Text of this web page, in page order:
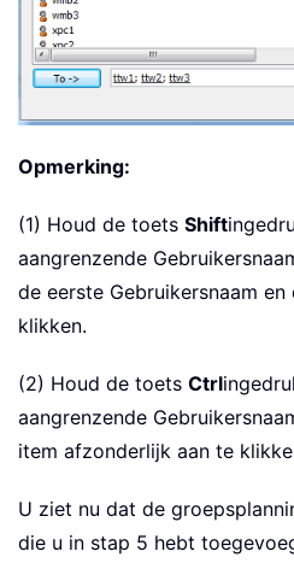
Opmerking:
(1) Houd de toets Shift
aangrenzende
de eerste Gebruikersnaam
klikken.
(2) Houd de toets Ctrl
aangrenzende
item afzonderlijk aan te
U ziet nu dat de
die u in stap 5 hebt